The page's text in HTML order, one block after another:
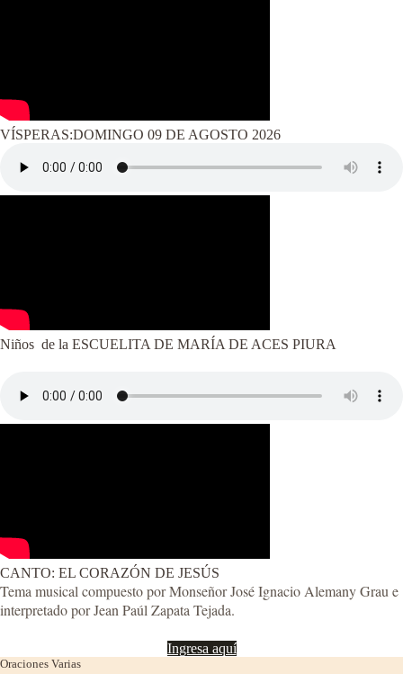
VÍSPERAS:DOMINGO 09 DE AGOSTO 2026
Niños de la ESCUELITA DE MARÍA DE ACES PIURA
CANTO: EL CORAZÓN DE JESÚS
Tema musical compuesto por Monseñor José Ignacio Alemany Grau e
interpretado por Jean Paúl Zapata Tejada.
Ingresa aquí
Oraciones Varias